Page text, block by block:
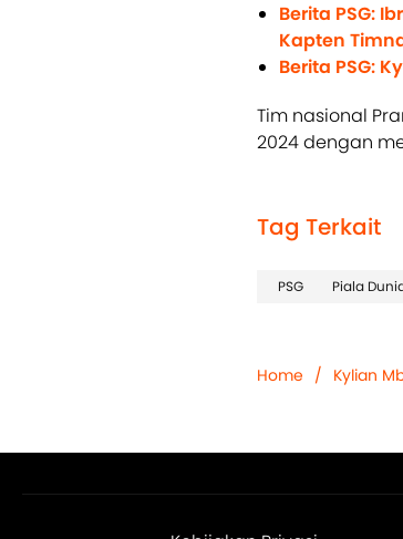
Berita PSG:
Kapten
Berita PSG:
Tim nasional
2024 dengan
Tag Terkait
PSG Piala
Home / Kylian